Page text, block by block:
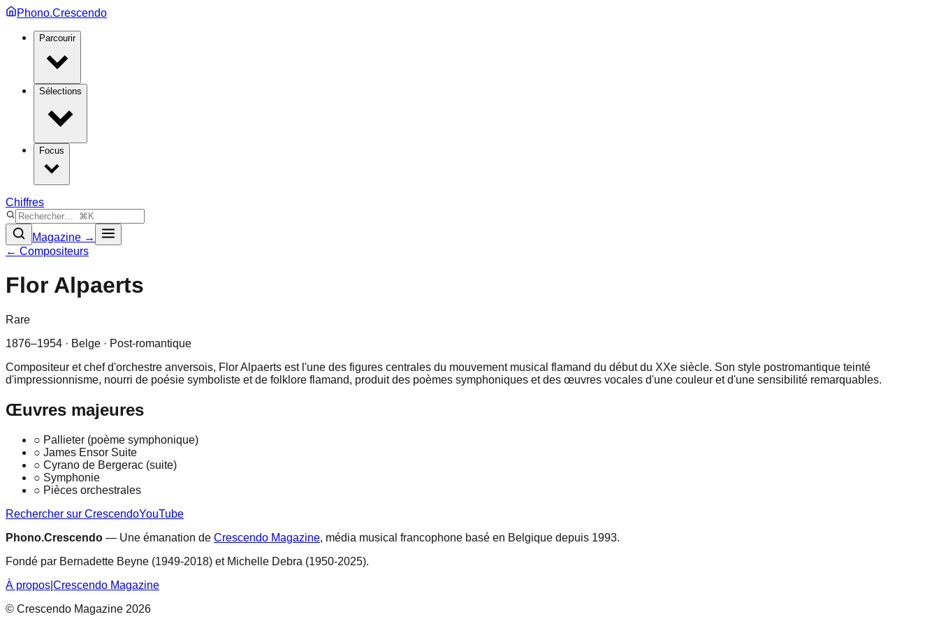
Phono.Crescendo
Parcourir
Sélections
Focus
Chiffres
Magazine →
← Compositeurs
Flor Alpaerts
Rare
1876–1954 · Belge · Post-romantique
Compositeur et chef d'orchestre anversois, Flor Alpaerts est l'une des figures centrales du mouvement musical flamand du début du XXe siècle. Son style postromantique teinté
d'impressionnisme, nourri de poésie symboliste et de folklore flamand, produit des poèmes symphoniques et des œuvres vocales d'une couleur et d'une sensibilité remarquables.
Œuvres majeures
○ Pallieter (poème symphonique)
○ James Ensor Suite
○ Cyrano de Bergerac (suite)
○ Symphonie
○ Pièces orchestrales
Rechercher sur CrescendoYouTube
Phono.Crescendo — Une émanation de Crescendo Magazine, média musical francophone basé en Belgique depuis 1993.
Fondé par Bernadette Beyne (1949-2018) et Michelle Debra (1950-2025).
À propos Crescendo Magazine
© Crescendo Magazine 2026